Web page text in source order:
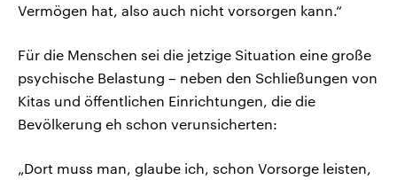
Vermögen hat, also auch nicht vorsorgen kann.“
Für die Menschen sei die jetzige Situation eine große
psychische Belastung – neben den Schließungen von
Kitas und öffentlichen Einrichtungen, die die
Bevölkerung eh schon verunsicherten:
„Dort muss man, glaube ich, schon Vorsorge leisten,